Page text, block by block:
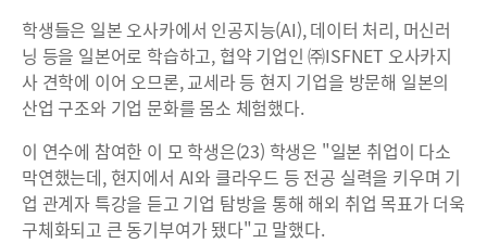
학생들은 일본 오사카에서 인공지능(AI), 데이터 처리, 머신러
닝 등을 일본어로 학습하고, 협약 기업인 ㈜ISFNET 오사카지
사 견학에 이어 오므론, 교세라 등 현지 기업을 방문해 일본의
산업 구조와 기업 문화를 몸소 체험했다.
이 연수에 참여한 이 모 학생은(23) 학생은 "일본 취업이 다소
막연했는데, 현지에서 AI와 클라우드 등 전공 실력을 키우며 기
업 관계자 특강을 듣고 기업 탐방을 통해 해외 취업 목표가 더욱
구체화되고 큰 동기부여가 됐다"고 말했다.